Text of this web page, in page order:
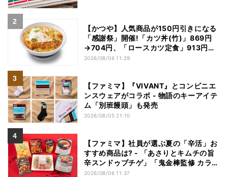
【かつや】人気商品が150円引きになる
「感謝祭」開催!「カツ丼(竹)」869円
→704円、「ロースカツ定食」913円
→748円に - 8日間限定
2026/08/06 11:29
【ファミマ】『VIVANT』とコンビニエ
ンスウェアがコラボ - 物語のキーアイテ
ム「別班饅頭」も発売
2026/08/05 21:10
【ファミマ】社員が選ぶ夏の「辛活」お
すすめ商品は? - 「あさりとキムチの旨
辛スンドゥブチゲ」「鬼金棒監修 カラシ
ビ焼き味噌らー麺」「辛さがやみつき!
2026/08/06 11:37